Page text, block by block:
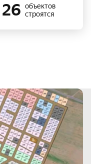
26 объектов
строятся